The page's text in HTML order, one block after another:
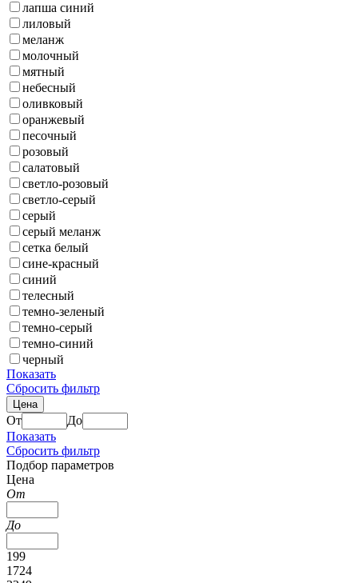
лапша синий
лиловый
меланж
молочный
мятный
небесный
оливковый
оранжевый
песочный
розовый
салатовый
светло-розовый
светло-серый
серый
серый меланж
сетка белый
сине-красный
синий
телесный
темно-зеленый
темно-серый
темно-синий
черный
Показать
Сбросить фильтр
Цена
От
До
Показать
Сбросить фильтр
Подбор параметров
Цена
От
До
199
1724